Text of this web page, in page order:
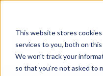
This website stores
services to you, both on
We won't track your
so that you're not asked to